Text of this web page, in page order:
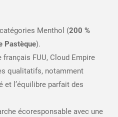
Menthol (200 %
Pastèque).
français FUU, Cloud Empire
qualitatifs, notamment
et l’équilibre parfait des
écoresponsable avec une